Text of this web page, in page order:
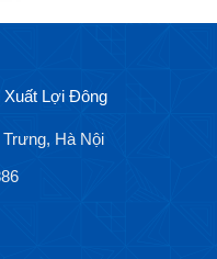
Xuất Lợi Đông
Hà Nội